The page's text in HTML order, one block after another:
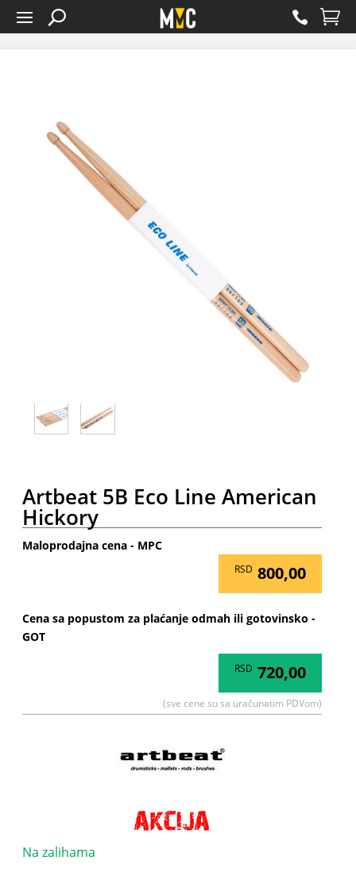
Artbeat 5B Eco Line American
Hickory
Maloprodajna cena - MPC
RSD 800,00
Cena sa popustom za plaćanje odmah ili gotovinsko -
GOT
RSD 720,00
(sve cene su sa uračunatim PDVom)
Na zalihama